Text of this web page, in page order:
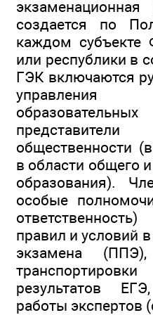
создается по
каждом субъекте
или республики в
ГЭК включаются
управления
общественности
в области общего
образования).
особые
правил и условий
экзамена
результатов
работы экспертов